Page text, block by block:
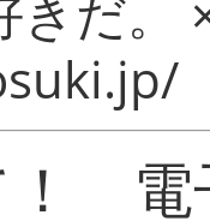
きだ。
！ 電